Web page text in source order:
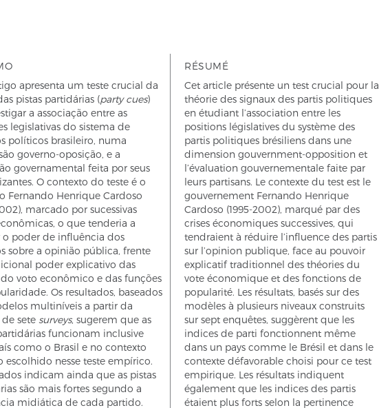
apresenta um teste crucial da
pistas partidárias (party cues)
a associação entre as
legislativas do sistema de
políticos brasileiro, numa
governo-oposição, e a
governamental feita por seus
O contexto do teste é o
Fernando Henrique Cardoso
marcado por sucessivas
o que tenderia a
o poder de influência dos
sobre a opinião pública, frente
poder explicativo das
voto econômico e das funções
Os resultados, baseados
multiníveis a partir da
sete surveys, sugerem que as
funcionam inclusive
como o Brasil e no contexto
escolhido nesse teste empírico.
indicam ainda que as pistas
são mais fortes segundo a
midiática de cada partido.
RÉSUMÉ
Cet article présente un test crucial pour la
théorie des signaux des partis politiques
en étudiant l’association entre les
positions législatives du système des
partis politiques brésiliens dans une
dimension gouvernment-opposition et
l’évaluation gouvernementale faite par
leurs partisans. Le contexte du test est le
gouvernement Fernando Henrique
Cardoso (1995-2002), marqué par des
crises économiques successives, qui
tendraient à réduire l’influence des partis
sur l’opinion publique, face au pouvoir
explicatif traditionnel des théories du
vote économique et des fonctions de
popularité. Les résultats, basés sur des
modèles à plusieurs niveaux construits
sur sept enquêtes, suggèrent que les
indices de parti fonctionnent même
dans un pays comme le Brésil et dans le
contexte défavorable choisi pour ce test
empirique. Les résultats indiquent
également que les indices des partis
étaient plus forts selon la pertinence